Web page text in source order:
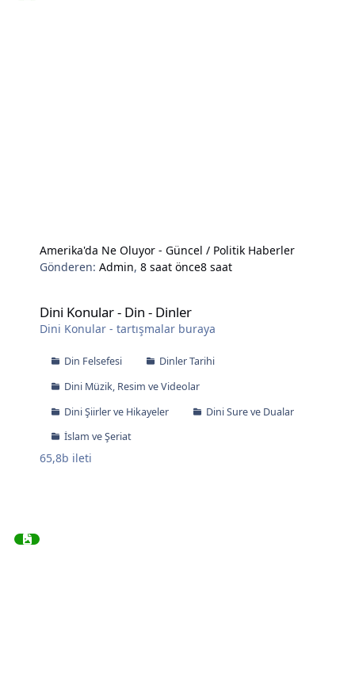
Amerika'da Ne Oluyor - Güncel / Politik Haberler
Gönderen:Admin,8 saat önce8 saat
Dini Konular - Din - Dinler
Dini Konular - tartışmalar buraya
Din Felsefesi
Dinler Tarihi
Dini Müzik, Resim ve Videolar
Dini Şiirler ve Hikayeler
Dini Sure ve Dualar
İslam ve Şeriat
65,8b ileti